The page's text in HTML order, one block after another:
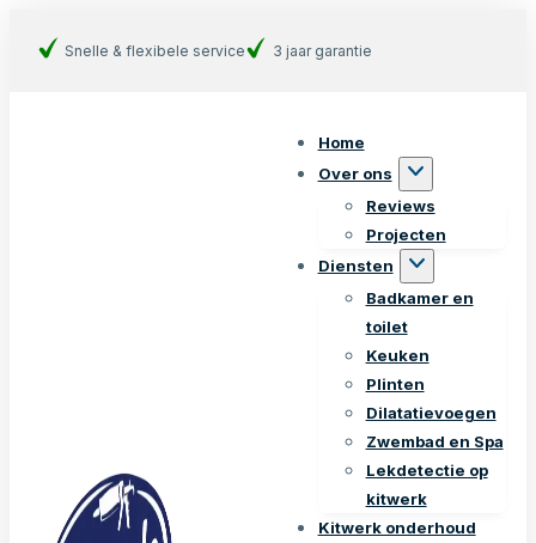
Snelle & flexibele service 3 jaar garantie
Home
Over ons
Reviews
Projecten
Diensten
Badkamer en
toilet
Keuken
Plinten
Dilatatievoegen
Zwembad en Spa
Lekdetectie op
kitwerk
Kitwerk onderhoud